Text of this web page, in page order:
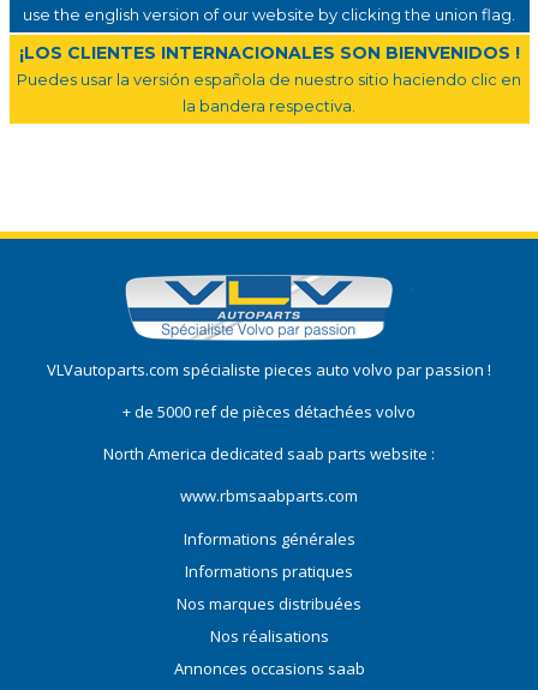
use the english version of our website by clicking the union flag.
¡LOS CLIENTES INTERNACIONALES SON BIENVENIDOS !
Puedes usar la versión española de nuestro sitio haciendo clic en
la bandera respectiva.
VLVautoparts.com spécialiste pieces auto volvo par passion !
+ de 5000 ref de pièces détachées volvo
North America dedicated saab parts website :
www.rbmsaabparts.com
Informations générales
Informations pratiques
Nos marques distribuées
Nos réalisations
Annonces occasions saab